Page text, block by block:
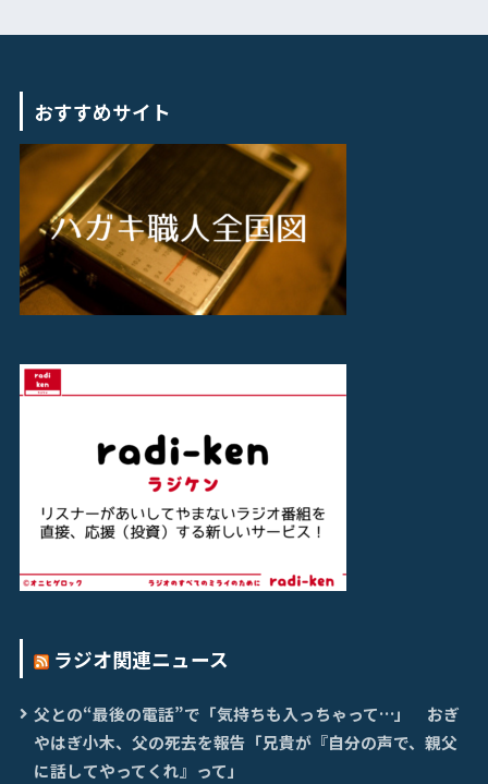
おすすめサイト
ラジオ関連ニュース
父との“最後の電話”で「気持ちも入っちゃって…」 おぎ
やはぎ小木、父の死去を報告「兄貴が『自分の声で、親父
に話してやってくれ』って」